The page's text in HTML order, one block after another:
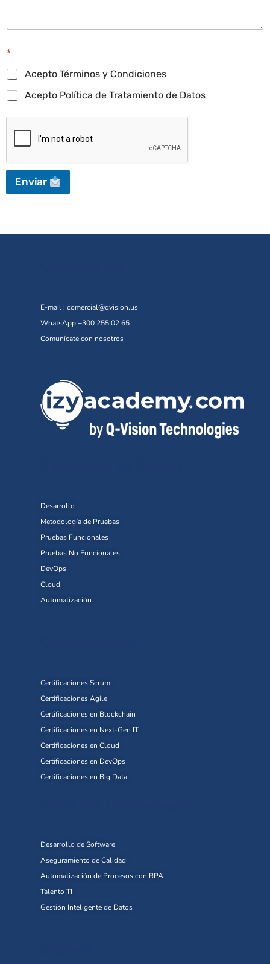
*
Acepto Términos y Condiciones
Acepto Política de Tratamiento de Datos
Enviar
E-mail : comercial@qvision.us
WhatsApp +300 255 02 65
Comunícate con nosotros
Desarrollo
Metodología de Pruebas
Pruebas Funcionales
Pruebas No Funcionales
DevOps
Cloud
Automatización
Certificaciones Scrum
Certificaciones Agile
Certificaciones en Blockchain
Certificaciones en Next-Gen IT
Certificaciones en Cloud
Certificaciones en DevOps
Certificaciones en Big Data
Desarrollo de Software
Aseguramiento de Calidad
Automatización de Procesos con RPA
Talento TI
Gestión Inteligente de Datos